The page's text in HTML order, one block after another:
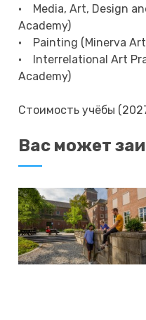
• Media, Art, Design
Academy)
• Painting (Minerva
• Interrelational Art
Academy)
Стоимость учёбы
Вас может